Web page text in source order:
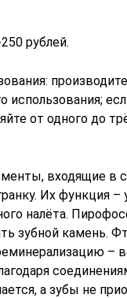
рублей.
использования;
от одного до
входящие в
Их функция –
налёта.
зубной камень.
–
а зубы не